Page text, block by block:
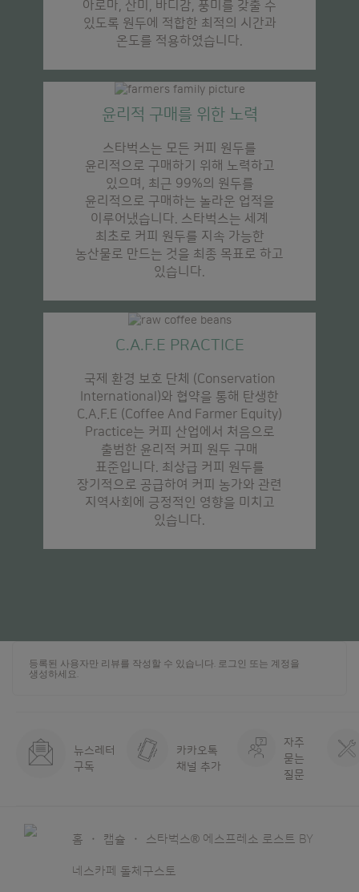
아로마, 산미, 바디감, 풍미를 갖출 수
있도록 원두에 적합한 최적의 시간과
온도를 적용하였습니다.
윤리적 구매를 위한 노력
스타벅스는 모든 커피 원두를
윤리적으로 구매하기 위해 노력하고
있으며, 최근 99%의 원두를
윤리적으로 구매하는 놀라운 업적을
이루어냈습니다. 스타벅스는 세계
최초로 커피 원두를 지속 가능한
농산물로 만드는 것을 최종 목표로 하고
있습니다.
C.A.F.E PRACTICE
국제 환경 보호 단체 (Conservation
International)와 협약을 통해 탄생한
C.A.F.E (Coffee And Farmer Equity)
Practice는 커피 산업에서 처음으로
출범한 윤리적 커피 원두 구매
표준입니다. 최상급 커피 원두를
장기적으로 공급하여 커피 농가와 관련
지역사회에 긍정적인 영향을 미치고
있습니다.
등록된 사용자만 리뷰를 작성할 수 있습니다. 로그인 또는 계정을
생성하세요
뉴스레터
구독
카카오톡
채널 추가
자주
묻는
질문
홈 캡슐 스타벅스® 에스프레소 로스트 BY
네스카페 돌체구스토